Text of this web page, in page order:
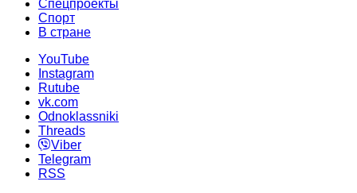
Спецпроекты
Cпорт
В стране
YouTube
Instagram
Rutube
vk.com
Odnoklassniki
Threads
Viber
Telegram
RSS